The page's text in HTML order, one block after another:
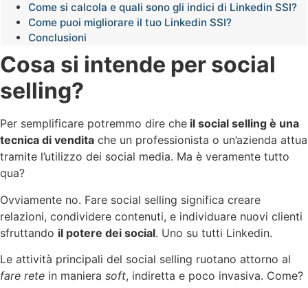
Come si calcola e quali sono gli indici di Linkedin SSI?
Come puoi migliorare il tuo Linkedin SSI?
Conclusioni
Cosa si intende per social
selling?
Per semplificare potremmo dire che il social selling è una
tecnica di vendita che un professionista o un’azienda attua
tramite l’utilizzo dei social media. Ma è veramente tutto
qua?
Ovviamente no. Fare social selling significa creare
relazioni, condividere contenuti, e individuare nuovi clienti
sfruttando il potere dei social. Uno su tutti Linkedin.
Le attività principali del social selling ruotano attorno al
fare rete in maniera soft, indiretta e poco invasiva. Come?